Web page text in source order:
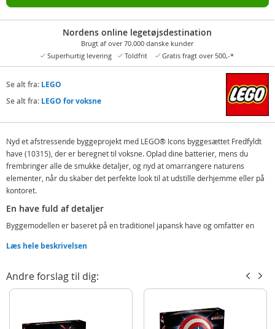
Nordens online legetøjsdestination
Brugt af over 70.000 danske kunder
Superhurtig levering
Toldfrit Gratis fragt over 500,-*
Se alt fra: LEGO
Se alt fra: LEGO for voksne
Nyd et afstressende byggeprojekt med LEGO® Icons byggesættet Fredfyldt
have (10315), der er beregnet til voksne. Oplad dine batterier, mens du
frembringer alle de smukke detaljer, og nyd at omarrangere naturens
elementer, når du skaber det perfekte look til at udstille derhjemme eller på
kontoret.
En have fuld af detaljer
Byggemodellen er baseret på en traditionel japansk have og omfatter en
pavillon med et detaljeret rum til te-ceremonier.
Find plads til ægte afslapning med LEGO Icons Fredfyldt have – et fristed for
mindfulness. Se det inspirerende udvalg af LEGO byggesæt til voksne.
Byg og pas en smuk have – Giv dig selv tid til at fordybe dig i LEGO® Icons
Læs hele beskrivelsen
Andre forslag til dig: